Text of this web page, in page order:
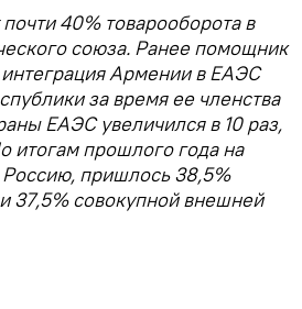
40% товарооборота в
союза. Ранее помощник
Армении в ЕАЭС
за время ее членства
ЕАЭС увеличился в 10 раз,
итогам прошлого года на
пришлось 38,5%
37,5% совокупной внешней